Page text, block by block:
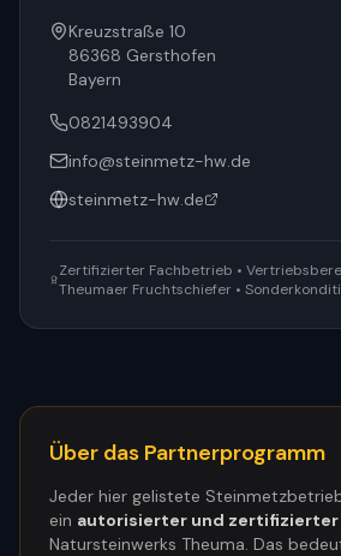
Kreuzstraße 10
86368 Gersthofen
Bayern
0821493904
info@steinmetz-hw.de
steinmetz-hw.de
Zertifizierter Fachbetrieb •
Theumaer Fruchtschiefer •
Über das Partnerprogramm
Jeder hier gelistete
ein autorisierter und zertifizierter
Natursteinwerks Theuma. Das